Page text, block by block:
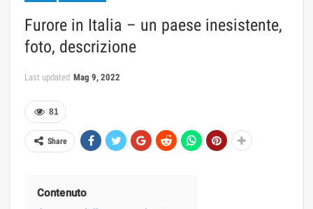
Furore in Italia – un paese inesistente,
foto, descrizione
Last updated Mag 9, 2022
81
Share
Contenuto